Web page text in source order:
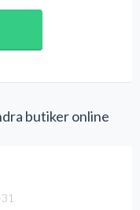
butiker online